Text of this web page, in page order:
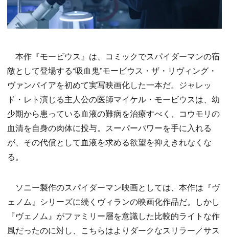
本作『モービウス』は、コミックでスパイダーマンの宿
敵として登場する“吸血鬼”モービウス・ザ・リヴィング・
ヴァンパイアを初めて実写映画化した一本だ。ジャレッ
ド・レト演じる主人公の医師マイケル・モービウスは、幼
少期から患っている血液の難病を治療すべく、コウモリの
血清を自身の肉体に投与。スーパーパワーを手に入れる
が、その代償として血液を求める欲望を抑えきれなくな
る。
ソニー製作のスパイダーマン映画としては、本作は『ヴ
ェノム』シリーズに続くヴィランの映画化作品だ。しかし
『ヴェノム』がファミリー層を意識した比較的ライトな作
風だったのに対し、こちらはよりダークなスリラー／サス